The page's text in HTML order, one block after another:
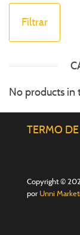
Filtrar
No products in
TERMO
Copyright ©
por Unni